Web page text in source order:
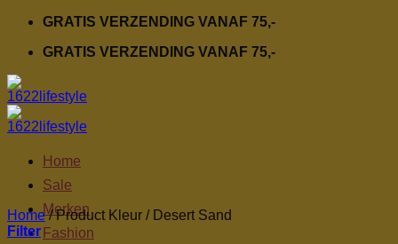
inhoud
GRATIS VERZENDING VANAF 75,-
GRATIS VERZENDING VANAF 75,-
Home
Sale
Merken
Fashion
Home /Product Kleur /Desert Sand
Filter